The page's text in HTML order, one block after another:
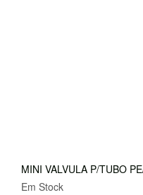
MINI VALVULA P/TUBO
Em Stock